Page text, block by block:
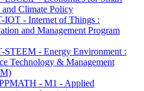
and Climate Policy
IOT - Internet of Things :
and Management Program
STEEM - Energy Environment :
Technology & Management
- M1 - Applied